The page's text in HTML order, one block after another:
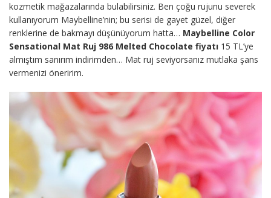
kozmetik mağazalarında bulabilirsiniz. Ben çoğu rujunu severek
kullanıyorum Maybelline’nin; bu serisi de gayet güzel, diğer
renklerine de bakmayı düşünüyorum hatta… Maybelline Color
Sensational Mat Ruj 986 Melted Chocolate fiyatı 15 TL’ye
almıştım sanırım indirimden… Mat ruj seviyorsanız mutlaka şans
vermenizi öneririm.